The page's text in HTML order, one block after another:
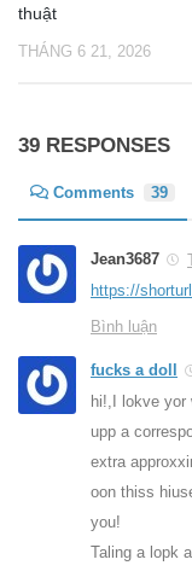
thuật
THÁNG 6 21, 2026
39 RESPONSES
Comments 39
Jean3687
https://
Bình luận
fucks a doll
hi!,I lokve yor
upp a
extra
oon thiss
you!
Taling a lopk